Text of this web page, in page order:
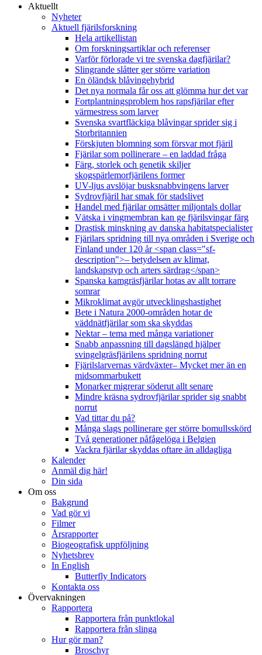
Aktuellt
Nyheter
Aktuell fjärilsforskning
Hela artikellistan
Om forskningsartiklar och referenser
Varför förlorade vi tre svenska dagfjärilar?
Slingrande slåtter ger större variation
En öländsk blåvingehybrid
Det nya normala får oss att glömma hur det var
Fortplantningsproblem hos rapsfjärilar efter
värmestress som larver
Svenska svartfläckiga blåvingar sprider sig i
Storbritannien
Förskjuten blomning som försvar mot fjäril
Fjärilar som pollinerare – en laddad fråga
Färg, storlek och genetik skiljer
skogspärlemorfjärilens former
UV-ljus avslöjar busksnabbvingens larver
Sydrovfjäril har smak för stadslivet
Handel med fjärilar omsätter miljontals dollar
Vätska i vingmembran kan ge fjärilsvingar färg
Drastisk minskning av danska habitatspecialister
Fjärilars spridning till nya områden i Sverige och
Finland under 120 år <span class="sf-
description">– betydelsen av klimat,
landskapstyp och arters särdrag</span>
Spanska kamgräsfjärilar hotas av allt torrare
somrar
Mikroklimat avgör utvecklingshastighet
Bete i Natura 2000-områden hotar de
väddnätfjärilar som ska skyddas
Nektar – tema med många variationer
Snabb anpassning till dagslängd hjälper
svingelgräsfjärilens spridning norrut
Fjärilslarvernas värdväxter– Mycket mer än en
midsommarbukett
Monarker migrerar söderut allt senare
Mindre kräsna sydrovfjärilar sprider sig snabbt
norrut
Vad tittar du på?
Många slags pollinerare ger större bomullsskörd
Två generationer påfågelöga i Belgien
Vackra fjärilar skyddas oftare än alldagliga
Kalender
Anmäl dig här!
Din sida
Om oss
Bakgrund
Vad gör vi
Filmer
Årsrapporter
Biogeografisk uppföljning
Nyhetsbrev
In English
Butterfly Indicators
Kontakta oss
Övervakningen
Rapportera
Rapportera från punktlokal
Rapportera från slinga
Hur gör man?
Broschyr